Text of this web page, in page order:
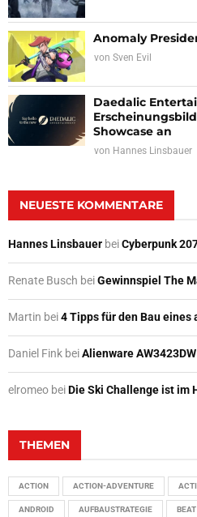
Anomaly
von Sven Evil
Daedalic
Showcase an
von Hannes Linsbauer
NEUESTE KOMMENTARE
Hannes Linsbauer beiCyberpunk
Renate Busch beiGewinnspiel The
Martin bei4 Tipps für den Bau eines
Daniel Fink beiAlienware
elromeo beiDie Ski Challenge ist im
THEMEN
ACTION ACTION-ADVENTURE
ANDROID AUFBAUSTRATEGIE